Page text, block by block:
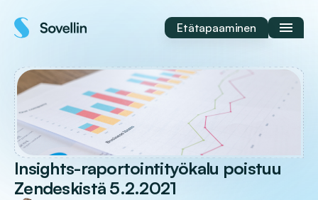
sisältöön
Etätapaaminen
Insights-raportointityökalu poistuu
Zendeskistä 5.2.2021